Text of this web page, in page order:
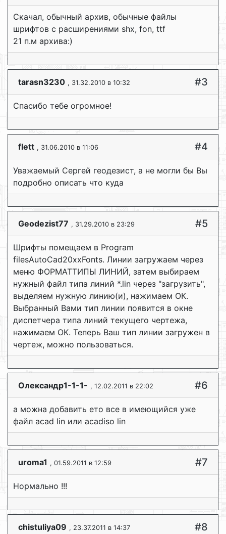
Скачал, обычный архив, обычные файлы
шрифтов с расширениями shx, fon, ttf
21 п.м архива:)
tarasn3230 , 31.32.2010 в 10:32 #3
Спасибо тебе огромное!
flett , 31.06.2010 в 11:06 #4
Уважаемый Сергей геодезист, а не могли бы Вы
подробно описать что куда
Geodezist77 , 31.29.2010 в 23:29 #5
Шрифты помещаем в Program
filesAutoCad20xxFonts. Линии загружаем через
меню ФОРМАТТИПЫ ЛИНИЙ, затем выбираем
нужный файл типа линий *.lin через "загрузить",
выделяем нужную линию(и), нажимаем ОК.
Выбранный Вами тип линии появится в окне
диспетчера типа линий текущего чертежа,
нажимаем ОК. Теперь Ваш тип линии загружен в
чертеж, можно пользоваться.
Олександр1-1-1- , 12.02.2011 в 22:02 #6
а можна добавить ето все в имеющийся уже
файл acad lin или acadiso lin
uroma1 , 01.59.2011 в 12:59 #7
Нормально !!!
chistuliya09 , 23.37.2011 в 14:37 #8